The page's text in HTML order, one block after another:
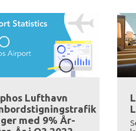
Lufthavn
med 9% År-